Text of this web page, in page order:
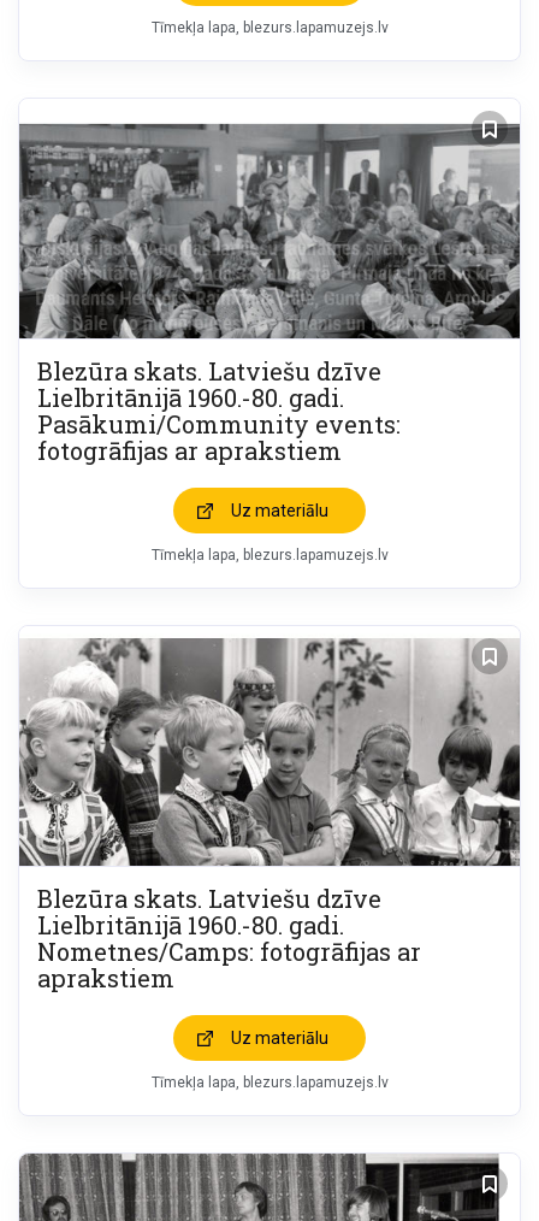
Tīmekļa lapa blezurs.lapamuzejs.lv
Blezūra skats. Latviešu dzīve
Lielbritānijā 1960.-80. gadi.
Pasākumi/Community events:
fotogrāfijas ar aprakstiem
Uz materiālu
Tīmekļa lapa blezurs.lapamuzejs.lv
Blezūra skats. Latviešu dzīve
Lielbritānijā 1960.-80. gadi.
Nometnes/Camps: fotogrāfijas ar
aprakstiem
Uz materiālu
Tīmekļa lapa blezurs.lapamuzejs.lv